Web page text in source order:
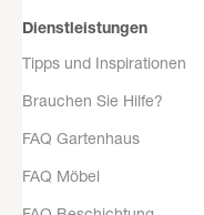
Dienstleistungen
Tipps und Inspirationen
Brauchen Sie Hilfe?
FAQ Gartenhaus
FAQ Möbel